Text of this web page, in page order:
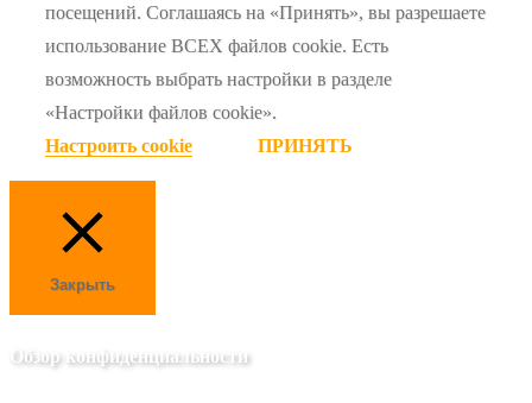
посещений. Соглашаясь на «Принять», вы разрешаете
использование ВСЕХ файлов cookie. Есть
возможность выбрать настройки в разделе
«Настройки файлов cookie».
Настроить cookie
ПРИНЯТЬ
Закрыть
Обзор конфиденциальности